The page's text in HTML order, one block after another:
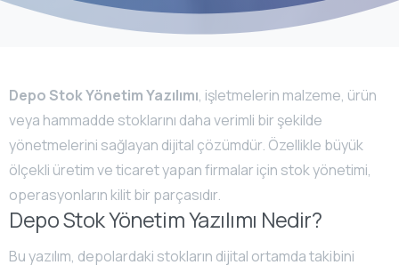
Depo Stok Yönetim Yazılımı, işletmelerin malzeme, ürün
veya hammadde stoklarını daha verimli bir şekilde
yönetmelerini sağlayan dijital çözümdür. Özellikle büyük
ölçekli üretim ve ticaret yapan firmalar için stok yönetimi,
operasyonların kilit bir parçasıdır.
Depo Stok Yönetim Yazılımı Nedir?
Bu yazılım, depolardaki stokların dijital ortamda takibini